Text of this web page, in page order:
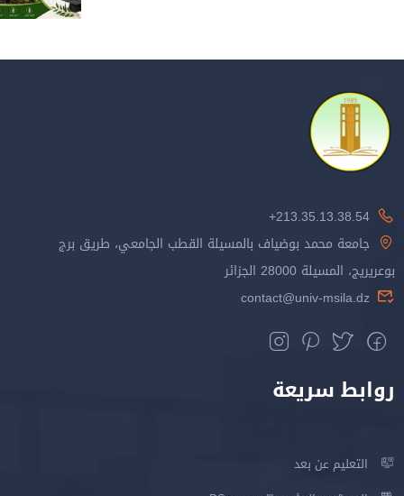
213.35.13.38.54+
جامعة محمد بوضياف بالمسيلة القطب الجامعي، طريق برج
بوعريريج، المسيلة 28000 الجزائر
contact@univ-msila.dz
روابط سريعة
التعليم عن بعد